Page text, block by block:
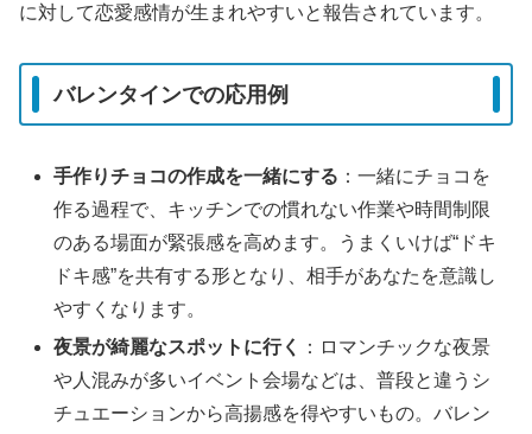
に対して恋愛感情が生まれやすいと報告されています。
バレンタインでの応用例
手作りチョコの作成を一緒にする ：一緒にチョコを
作る過程で、キッチンでの慣れない作業や時間制限
のある場面が緊張感を高めます。うまくいけば“ドキ
ドキ感”を共有する形となり、相手があなたを意識し
やすくなります。
夜景が綺麗なスポットに行く
：ロマンチックな夜景
や人混みが多いイベント会場などは、普段と違うシ
チュエーションから高揚感を得やすいもの。バレン